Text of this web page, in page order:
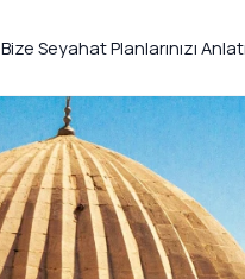
Bize Seyahat Planlarınızı